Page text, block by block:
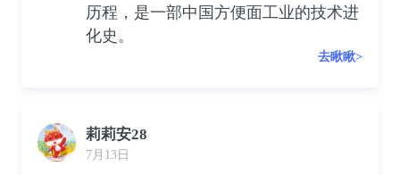
历程，是一部中国方便面工业的技术进
化史。
去瞅瞅>
莉莉安28
7月13日